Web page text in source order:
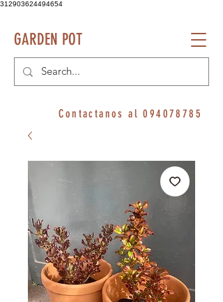
312903624494654
GARDEN POT
Contactanos al094078785